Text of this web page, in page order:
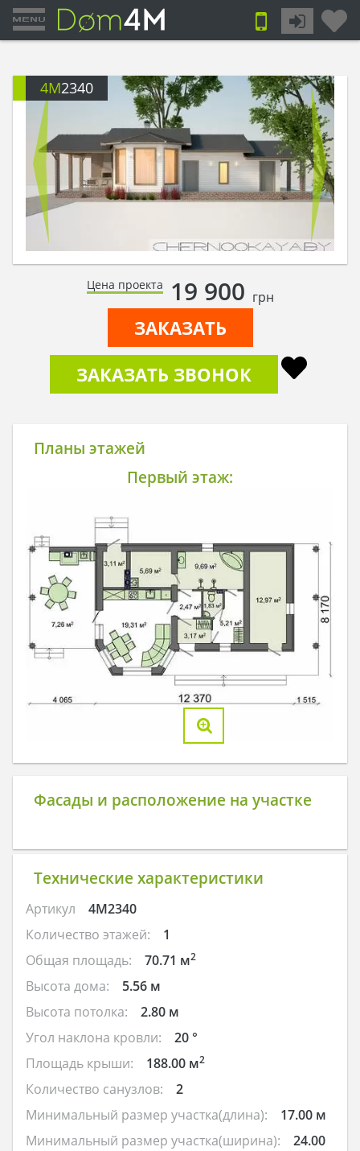
4M2340
Цена проекта 19 900 грн
ЗАКАЗАТЬ
ЗАКАЗАТЬ ЗВОНОК
Планы этажей
Первый этаж:
Фасады и расположение на участке
Технические характеристики
Артикул
4M2340
Количество этажей:
1
Общая площадь:
70.71 м2
Высота дома:
5.56 м
Высота потолка:
2.80 м
Угол наклона кровли:
20 °
Площадь крыши:
188.00 м2
Количество санузлов:
2
Минимальный размер участка(длина):
17.00 м
Минимальный размер участка(ширина):
24.00